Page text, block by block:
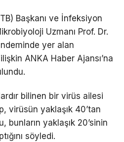
Başkanı ve İnfeksiyon
Uzmanı Prof. Dr.
yer alan
ANKA Haber Ajansı’na
bilinen bir virüs ailesi
virüsün yaklaşık 40’tan
bunların yaklaşık 20’sinin
söyledi.